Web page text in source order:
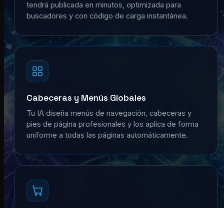
tendrá publicada en minutos, optimizada para
buscadores y con código de carga instantánea.
Cabeceras y Menús Globales
Tu IA diseña menús de navegación, cabeceras y
pies de página profesionales y los aplica de forma
uniforme a todas las páginas automáticamente.